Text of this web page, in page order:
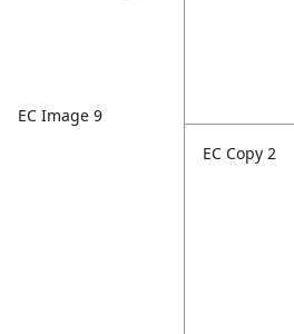
EC Image 9
EC Copy 2